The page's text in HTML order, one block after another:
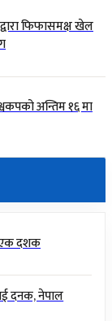
फिफासमक्ष खेल
अन्तिम १६ मा
एक दशक
दनक, नेपाल